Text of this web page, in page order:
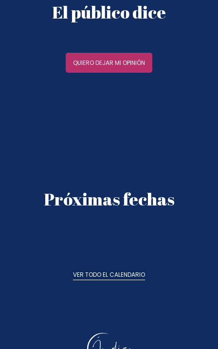
El público dice
QUIERO DEJAR MI OPINIÓN
Próximas fechas
VER TODO EL CALENDARIO